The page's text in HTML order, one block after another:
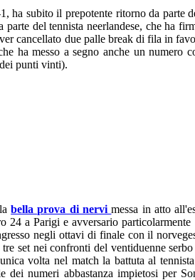
ha subito il prepotente ritorno da parte
del tennista neerlandese, che ha
cancellato due palle break di fila in
ha messo a segno anche un numero
punti vinti).
bella prova di nervimessa in atto
24 a Parigi e avversario
negli ottavi di finale con il
set nei confronti del ventiduenne serbo
volta nel match la battuta al
numeri abbastanza impietosi per